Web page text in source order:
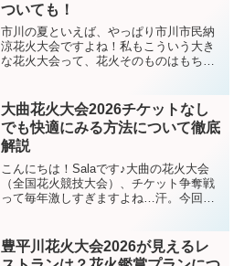
ついても！
市川の夏といえば、やっぱり市川市民納
涼花火大会ですよね！私もこういう大き
な花火大会って、花火そのものはもちろ
ルに混む？」みたいな、現地で困りやす
いところがいちばん気にな...
大曲花火大会2026チケットなし
でも快適にみる方法について徹底
解説
こんにちは！Salaです♪大曲の花火大会
（全国花火競技大会）、チケット争奪戦
って毎年激しすぎますよね…汗。今回は
いていきます！大曲花火大会2026の開催
概要とプログラム...
豊平川花火大会2026が見えるレ